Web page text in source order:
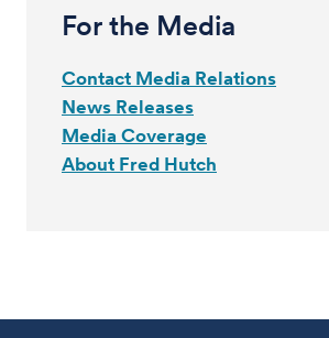
For the Media
Contact Media Relations
News Releases
Media Coverage
About Fred Hutch